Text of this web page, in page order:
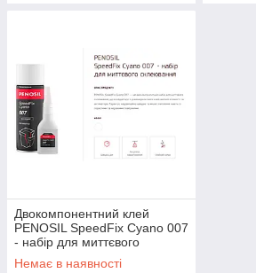
Двокомпонентний клей
PENOSIL SpeedFix Cyano 007
- набір для миттєвого
склеювання 100 г і 400 мл
Немає в наявності